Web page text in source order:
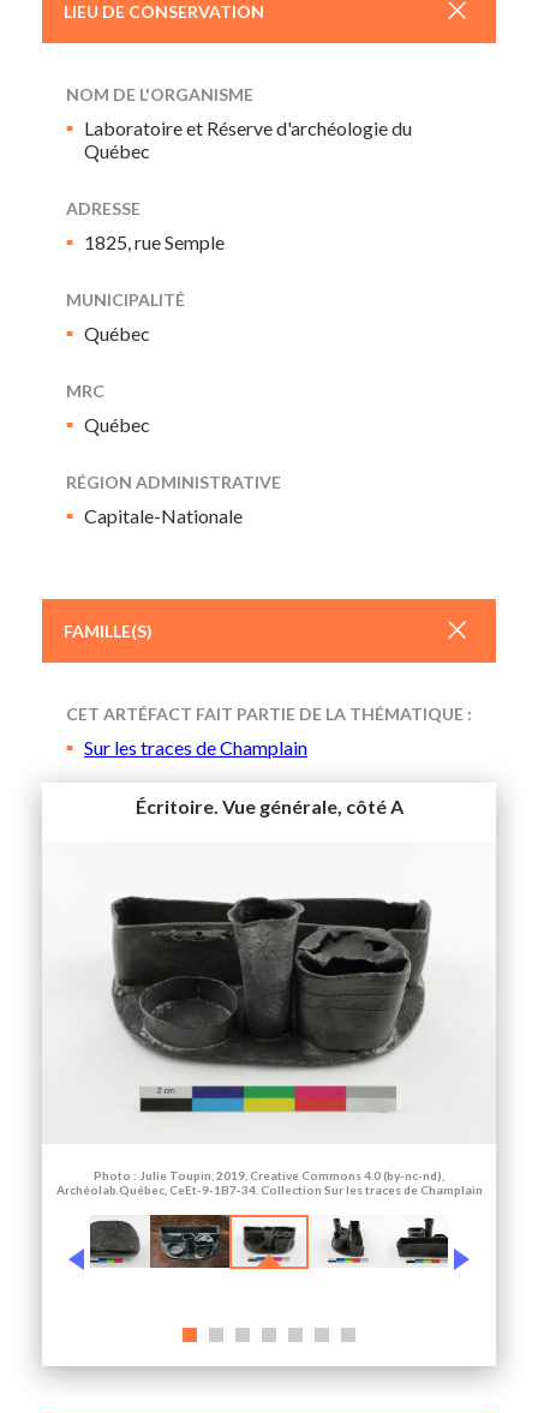
LIEU DE CONSERVATION
NOM DE L'ORGANISME
Laboratoire et Réserve d'archéologie du
Québec
ADRESSE
1825, rue Semple
MUNICIPALITÉ
Québec
MRC
Québec
RÉGION ADMINISTRATIVE
Capitale-Nationale
FAMILLE(S) +
CET ARTÉFACT FAIT PARTIE DE LA THÉMATIQUE :
Sur les traces de Champlain
Écritoire. Vue générale, côté A
Photo : Julie Toupin, 2019, Creative Commons 4.0 (by-nc-nd),
Archéolab.Québec, CeEt-9-1B7-34. Collection Sur les traces de Champlain